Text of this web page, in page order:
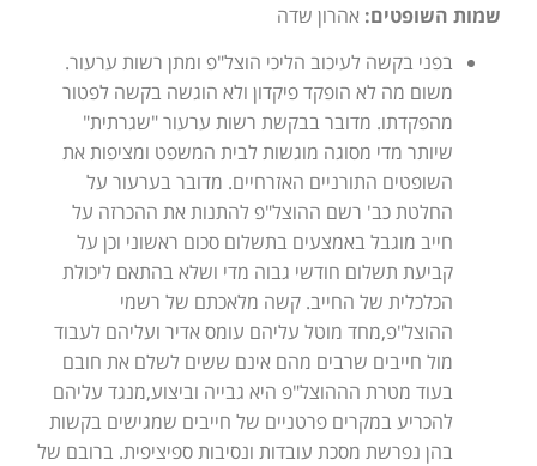
שמות השופטים: אהרון שדה
בפני בקשה לעיכוב הליכי הוצל"פ ומתן רשות ערעור.
משום מה לא הופקד פיקדון ולא הוגשה בקשה לפטור
מהפקדתו. מדובר בבקשת רשות ערעור "שגרתית"
שיותר מדי מסוגה מוגשות לבית המשפט ומציפות את
השופטים התורניים האזרחיים. מדובר בערעור על
החלטת כב' רשם ההוצל"פ להתנות את ההכרזה על
חייב מוגבל באמצעים בתשלום סכום ראשוני וכן על
קביעת תשלום חודשי גבוה מדי ושלא בהתאם ליכולת
הכלכלית של החייב. קשה מלאכתם של רשמי
ההוצל"פ,מחד מוטל עליהם עומס אדיר ועליהם לעבוד
מול חייבים שרבים מהם אינם ששים לשלם את חובם
בעוד מטרת הההוצל"פ היא גבייה וביצוע,מנגד עליהם
להכריע במקרים פרטניים של חייבים שמגישים בקשות
בהן נפרשת מסכת עובדות ונסיבות ספיציפית. ברובם של